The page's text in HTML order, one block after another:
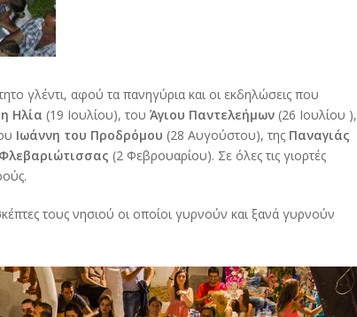
γλέντι, αφού τα πανηγύρια και οι εκδηλώσεις που
Ηλία (19 Ιουλίου), του Άγιου Παντελεήμων (26 Ιουλίου ),
Ιωάννη του Προδρόμου (28 Αυγούστου), της Παναγιάς
(2 Φεβρουαρίου). Σε όλες τις γιορτές
τους νησιού οι οποίοι γυρνούν και ξανά γυρνούν